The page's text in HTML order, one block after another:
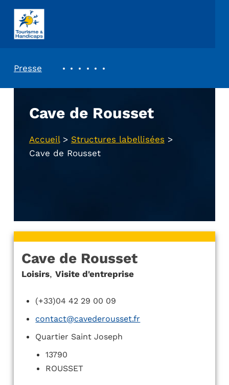
ASSOCIATION TOURISME ET HANDICAPS
Presse
Cave de Rousset
Accueil> Structures labellisées >
Cave de Rousset
Cave de Rousset
Loisirs, Visite d'entreprise
(+33)04 42 29 00 09
contact@cavederousset.fr
Quartier Saint Joseph
13790
ROUSSET